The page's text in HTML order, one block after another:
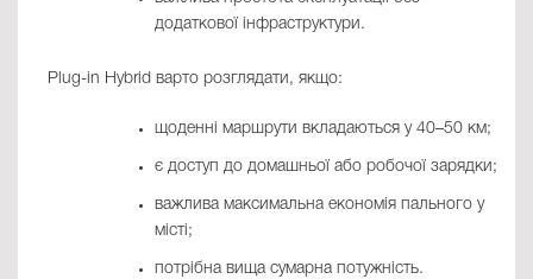
додаткової інфраструктури.
Plug-in Hybrid варто розглядати, якщо:
щоденні маршрути вкладаються у 40–50 км;
є доступ до домашньої або робочої зарядки;
важлива максимальна економія пального у
місті;
потрібна вища сумарна потужність.